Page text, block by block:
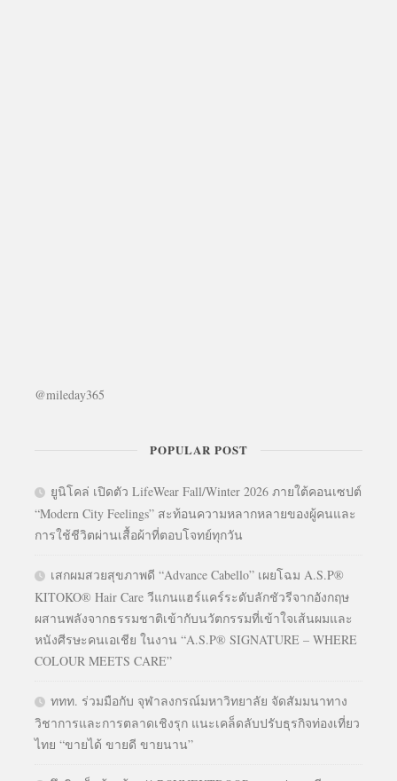
@mileday365
POPULAR POST
ยูนิโคล่ เปิดตัว LifeWear Fall/Winter 2026 ภายใต้คอนเซปต์
“Modern City Feelings” สะท้อนความหลากหลายของผู้คนและ
การใช้ชีวิตผ่านเสื้อผ้าที่ตอบโจทย์ทุกวัน
เสกผมสวยสุขภาพดี “Advance Cabello” เผยโฉม A.S.P®
KITOKO® Hair Care วีแกนแฮร์แคร์ระดับลักชัวรีจากอังกฤษ
ผสานพลังจากธรรมชาติเข้ากับนวัตกรรมที่เข้าใจเส้นผมและ
หนังศีรษะคนเอเชีย ในงาน “A.S.P® SIGNATURE – WHERE
COLOUR MEETS CARE”
ททท. ร่วมมือกับ จุฬาลงกรณ์มหาวิทยาลัย จัดสัมมนาทาง
วิชาการและการตลาดเชิงรุก แนะเคล็ดลับปรับธุรกิจท่องเที่ยว
ไทย “ขายได้ ขายดี ขายนาน”